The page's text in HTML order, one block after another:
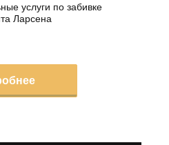
услуги по забивке
Ларсена